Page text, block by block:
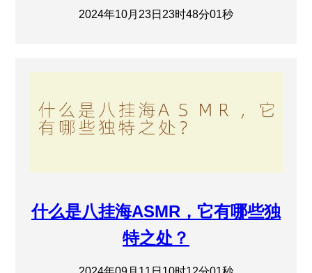
2024年10月23日23时48分01秒
什么是八挂海ASMR，它有哪些独
特之处？